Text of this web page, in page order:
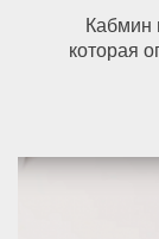
Кабмин
которая